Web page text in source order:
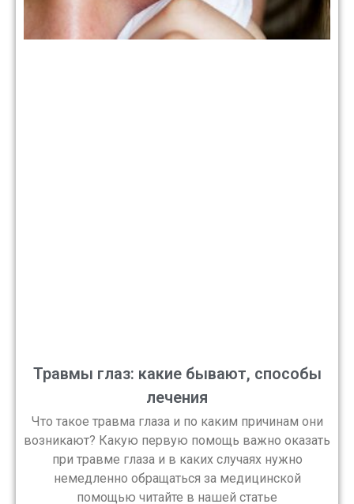
Травмы глаз: какие бывают, способы
лечения
Что такое травма глаза и по каким причинам они
возникают? Какую первую помощь важно оказать
при травме глаза и в каких случаях нужно
немедленно обращаться за медицинской
помощью читайте в нашей статье